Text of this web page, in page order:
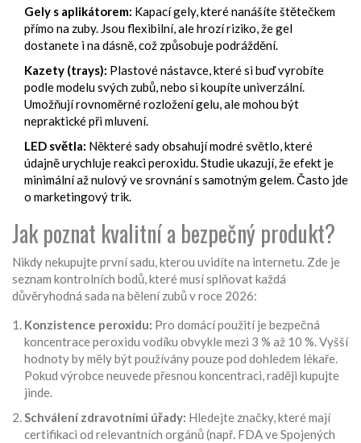
Gely s aplikátorem: Kapací gely, které nanášíte štětečkem
přímo na zuby. Jsou flexibilní, ale hrozí riziko, že gel
dostanete i na dásně, což způsobuje podráždění.
Kazety (trays): Plastové nástavce, které si buď vyrobíte
podle modelu svých zubů, nebo si koupíte univerzální.
Umožňují rovnoměrné rozložení gelu, ale mohou být
nepraktické při mluvení.
LED světla: Některé sady obsahují modré světlo, které
údajně urychluje reakci peroxidu. Studie ukazují, že efekt je
minimální až nulový ve srovnání s samotným gelem. Často jde
o marketingový trik.
Jak poznat kvalitní a bezpečný produkt?
Nikdy nekupujte první sadu, kterou uvidíte na internetu. Zde je
seznam kontrolních bodů, které musí splňovat každá
důvěryhodná sada na bělení zubů v roce 2026:
Konzistence peroxidu: Pro domácí použití je bezpečná
koncentrace peroxidu vodíku obvykle mezi 3 % až 10 %. Vyšší
hodnoty by měly být používány pouze pod dohledem lékaře.
Pokud výrobce neuvede přesnou koncentraci, raději kupujte
jinde.
Schválení zdravotními úřady: Hledejte značky, které mají
certifikaci od relevantních orgánů (např. FDA ve Spojených